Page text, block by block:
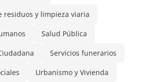
residuos y limpieza viaria
Salud Pública
Servicios funerarios
Urbanismo y Vivienda